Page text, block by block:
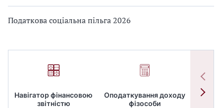
Податкова соціальна пільга 2026
Навігатор фінансовою
звітністю
Оподаткування доходу
фізособи